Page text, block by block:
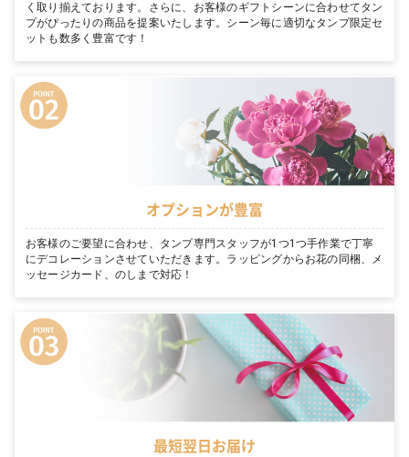
く取り揃えております。さらに、お客様のギフトシーンに合わせてタン
プがぴったりの商品を提案いたします。シーン毎に適切なタンプ限定セ
ットも数多く豊富です！
オプションが豊富
お客様のご要望に合わせ、タンプ専門スタッフが1つ1つ手作業で丁寧
にデコレーションさせていただきます。ラッピングからお花の同梱、メ
ッセージカード、のしまで対応！
最短翌日お届け